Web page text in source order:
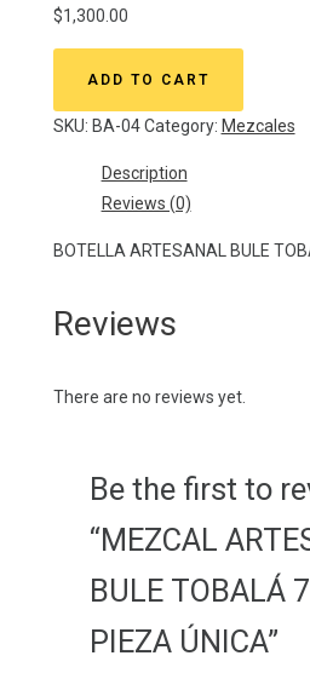
$1,300.00
BULE
ÚNICA
ADD TO CART
SKU: BA-04 Category: Mezcales
Description
Reviews (0)
BOTELLA ARTESANAL BULE
Reviews
There are no reviews yet.
Be the first to
“MEZCAL
BULE TOBALÁ
PIEZA ÚNICA”